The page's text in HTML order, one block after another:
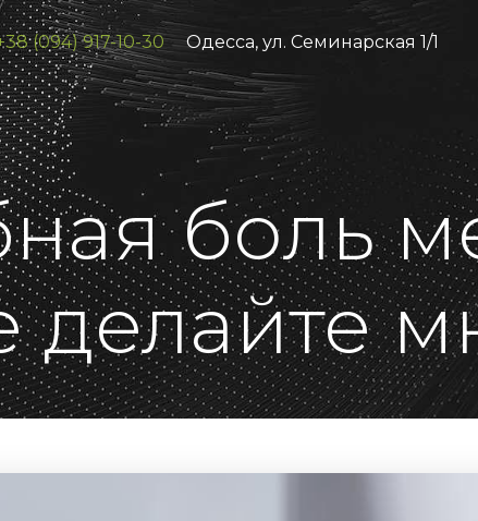
боль
делайте
(094) 917-10-30 Одесса, ул. Семинарская 1/1